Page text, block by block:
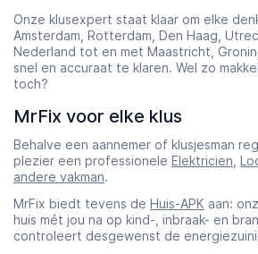
Onze klusexpert staat klaar om elke
Amsterdam, Rotterdam, Den Haag,
Nederland tot en met Maastricht,
snel en accuraat te klaren. Wel zo
toch?
MrFix voor elke klus
Behalve een aannemer of klusjesman
plezier een professionele Elektricien
andere vakman.
MrFix biedt tevens de Huis-APK aan:
huis mét jou na op kind-, inbraak- en
controleert desgewenst de